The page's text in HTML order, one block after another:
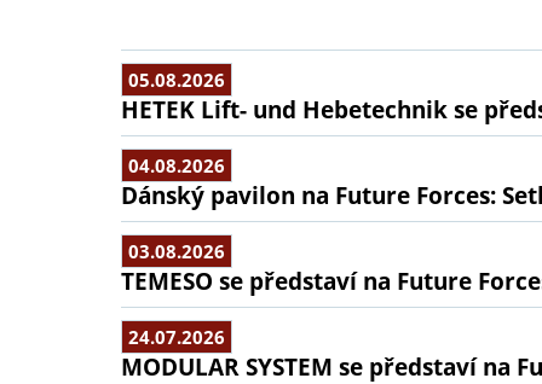
05.08.2026
HETEK Lift- und Hebetechnik se
04.08.2026
Dánský pavilon na Future Forces:
03.08.2026
TEMESO se představí na Future
24.07.2026
MODULAR SYSTEM se představí na